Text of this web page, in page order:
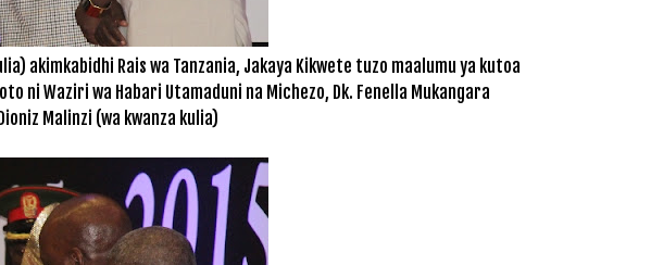
akimkabidhi Rais wa Tanzania, Jakaya Kikwete tuzo maalumu ya kutoa
ni Waziri wa Habari Utamaduni na Michezo, Dk. Fenella Mukangara
Malinzi (wa kwanza kulia)